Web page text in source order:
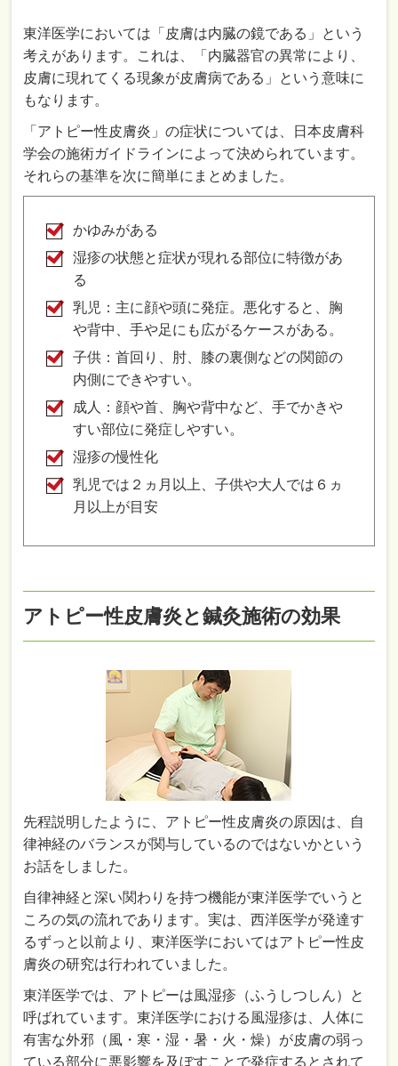
東洋医学においては「皮膚は内臓の鏡である」という
考えがあります。これは、「内臓器官の異常により、
皮膚に現れてくる現象が皮膚病である」という意味に
もなります。
「アトピー性皮膚炎」の症状については、日本皮膚科
学会の施術ガイドラインによって決められています。
それらの基準を次に簡単にまとめました。
かゆみがある
湿疹の状態と症状が現れる部位に特徴があ
る
乳児：主に顔や頭に発症。悪化すると、胸
や背中、手や足にも広がるケースがある。
子供：首回り、肘、膝の裏側などの関節の
内側にできやすい。
成人：顔や首、胸や背中など、手でかきや
すい部位に発症しやすい。
湿疹の慢性化
乳児では２ヵ月以上、子供や大人では６ヵ
月以上が目安
アトピー性皮膚炎と鍼灸施術の効果
先程説明したように、アトピー性皮膚炎の原因は、自
律神経のバランスが関与しているのではないかという
お話をしました。
自律神経と深い関わりを持つ機能が東洋医学でいうと
ころの気の流れであります。実は、西洋医学が発達す
るずっと以前より、東洋医学においてはアトピー性皮
膚炎の研究は行われていました。
東洋医学では、アトピーは風湿疹（ふうしつしん）と
呼ばれています。東洋医学における風湿疹は、人体に
有害な外邪（風・寒・湿・暑・火・燥）が皮膚の弱っ
ている部分に悪影響を及ぼすことで発症するとされて